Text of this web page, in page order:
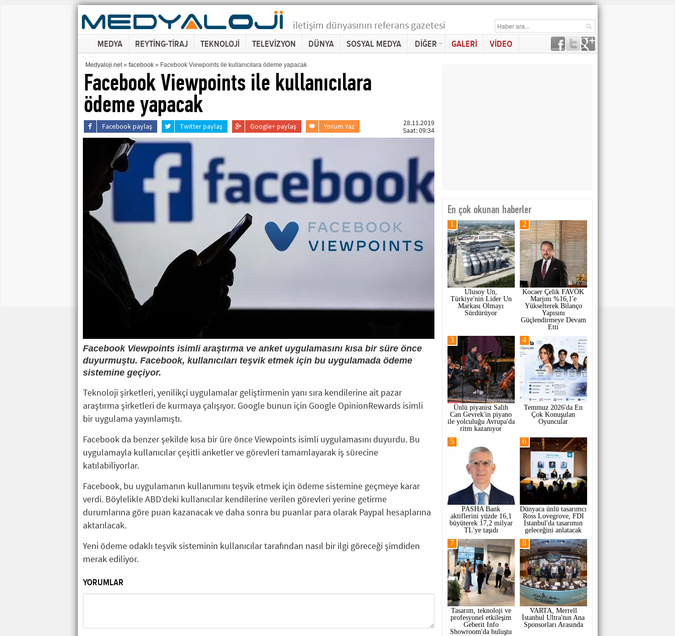
iletişim dünyasının referans gazetesi
MEDYA REYTİNG-TİRAJ TEKNOLOJİ TELEVİZYON DÜNYA SOSYAL MEDYA DİĞER GALERİ VİDEO
Facebook Viewpoints ile kullanıcılara
ödeme yapacak
Medyaloji.net» facebook» Facebook Viewpoints ile kullanıcılara ödeme yapacak
Facebook paylaş Twitter paylaş Google+ paylaş Yorum Yaz
28.11.2019
Saat: 09:34
Facebook Viewpoints isimli araştırma ve anket uygulamasını kısa bir süre önce
duyurmuştu. Facebook, kullanıcıları teşvik etmek için bu uygulamada ödeme
sistemine geçiyor.
Teknoloji şirketleri, yenilikçi uygulamalar geliştirmenin yanı sıra kendilerine ait pazar
araştırma şirketleri de kurmaya çalışıyor. Google bunun için Google OpinionRewards isimli
bir uygulama yayınlamıştı.
Facebook da benzer şekilde kısa bir üre önce Viewpoints isimli uygulamasını duyurdu. Bu
uygulamayla kullanıcılar çeşitli anketler ve görevleri tamamlayarak iş sürecine
katılabiliyorlar.
Facebook, bu uygulamanın kullanımını teşvik etmek için ödeme sistemine geçmeye karar
verdi. Böylelikle ABD’deki kullanıcılar kendilerine verilen görevleri yerine getirme
durumlarına göre puan kazanacak ve daha sonra bu puanlar para olarak Paypal hesaplarına
aktarılacak.
Yeni ödeme odaklı teşvik sisteminin kullanıcılar tarafından nasıl bir ilgi göreceği şimdiden
merak ediliyor.
YORUMLAR
En çok okunan haberler
Ulusoy Un,
Türkiye'nin Lider Un
Markası Olmayı
Sürdürüyor
1
Kocaer Çelik FAVÖK
Marjını %16,1'e
Yükselterek Bilanço
Yapısını
Güçlendirmeye Devam
Etti
2
Ünlü piyanist Salih
Can Gevrek'in piyano
ile yolculuğu Avrupa'da
ritm kazanıyor
3
Temmuz 2026'da En
Çok Konuşulan
Oyuncular
4
PASHA Bank
aktiflerini yüzde 16,1
büyüterek 17,2 milyar
TL'ye taşıdı
5
Dünyaca ünlü tasarımcı
Ross Lovegrove, FDI
İstanbul'da tasarımın
geleceğini anlatacak
6
Tasarım, teknoloji ve
profesyonel etkileşim
Geberit Info
Showroom'da buluştu
7
VARTA, Merrell
İstanbul Ultra'nın Ana
Sponsorları Arasında
8